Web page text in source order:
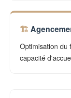
Optimisation du
capacité